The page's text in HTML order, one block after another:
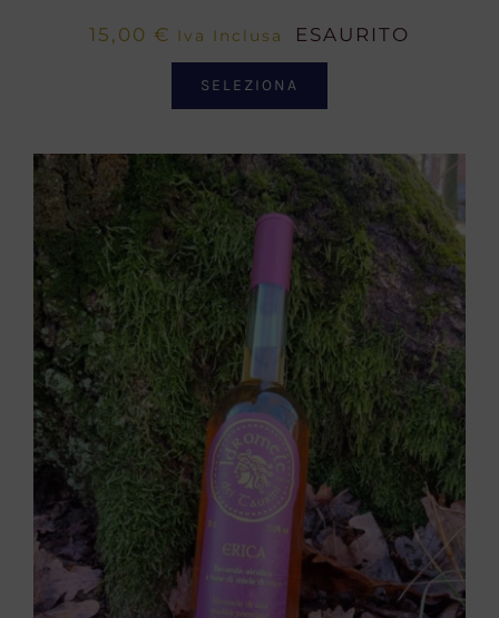
15,00 € Iva Inclusa ESAURITO
SELEZIONA